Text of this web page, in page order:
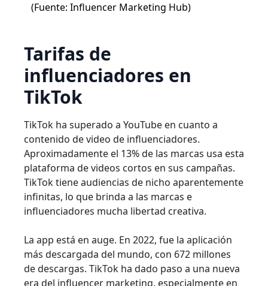
(Fuente: Influencer Marketing Hub)
Tarifas de
influenciadores en
TikTok
TikTok ha superado a YouTube en cuanto a
contenido de video de influenciadores.
Aproximadamente el 13% de las marcas usa esta
plataforma de videos cortos en sus campañas.
TikTok tiene audiencias de nicho aparentemente
infinitas, lo que brinda a las marcas e
influenciadores mucha libertad creativa.
La app está en auge. En 2022, fue la aplicación
más descargada del mundo, con 672 millones
de descargas. TikTok ha dado paso a una nueva
era del influencer marketing, especialmente en